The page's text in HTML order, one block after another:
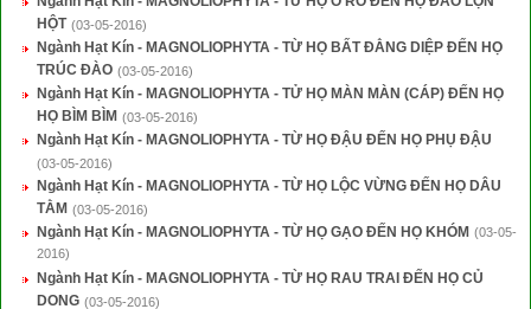
HỘT (03-05-2016)
Ngành Hạt Kín - MAGNOLIOPHYTA - TỪ HỌ BẤT ĐẲNG DIỆP ĐẾN HỌ
TRÚC ĐÀO (03-05-2016)
Ngành Hạt Kín - MAGNOLIOPHYTA - TỬ HỌ MÀN MÀN (CÁP) ĐẾN HỌ
HỌ BÌM BÌM (03-05-2016)
Ngành Hạt Kín - MAGNOLIOPHYTA - TỪ HỌ ĐẬU ĐẾN HỌ PHỤ ĐẬU
(03-05-2016)
Ngành Hạt Kín - MAGNOLIOPHYTA - TỪ HỌ LỘC VỪNG ĐẾN HỌ DÂU
TẰM (03-05-2016)
Ngành Hạt Kín - MAGNOLIOPHYTA - TỪ HỌ GẠO ĐẾN HỌ KHÓM (03-05-
2016)
Ngành Hạt Kín - MAGNOLIOPHYTA - TỪ HỌ RAU TRAI ĐẾN HỌ CỦ
DONG (03-05-2016)